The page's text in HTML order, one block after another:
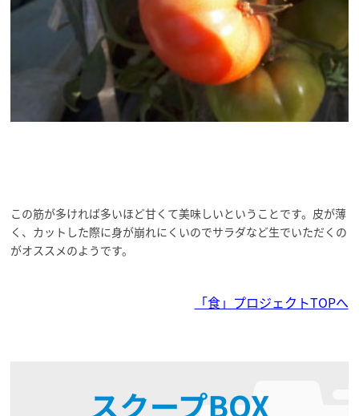
この筋が多ければ多いほど甘くて美味しいということです。皮が薄
く、カットした際に身が崩れにくいのでサラダなど生でいただくの
がオススメのようです。
「食」プロジェクトTOPへ